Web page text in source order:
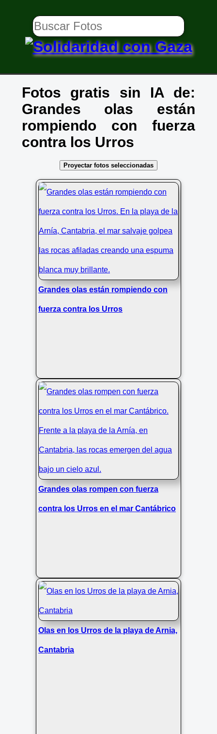
Fotos gratis sin IA de:
Grandes olas están
rompiendo con fuerza
contra los Urros
Proyectar fotos seleccionadas
Grandes olas están rompiendo con
fuerza contra los Urros
Grandes olas rompen con fuerza
contra los Urros en el mar Cantábrico
Olas en los Urros de la playa de Arnia,
Cantabria